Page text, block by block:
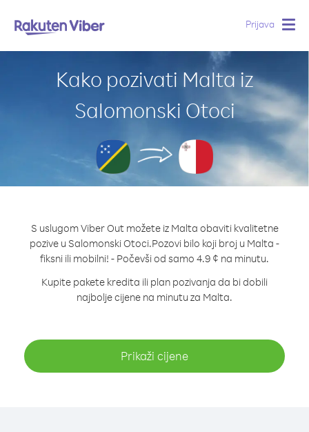
Prijava
Kako pozivati Malta iz
Salomonski Otoci
S uslugom Viber Out možete iz Malta obaviti kvalitetne
pozive u Salomonski Otoci.Pozovi bilo koji broj u Malta -
fiksni ili mobilni! - Počevši od samo 4.9 ¢ na minutu.
Kupite pakete kredita ili plan pozivanja da bi dobili
najbolje cijene na minutu za Malta.
Prikaži cijene